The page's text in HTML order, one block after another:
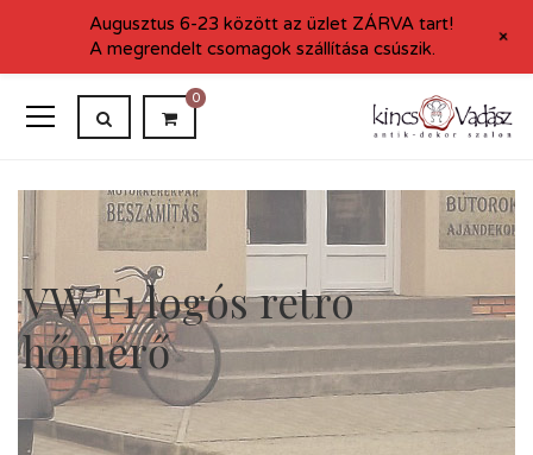
0
VW T1 logós retro
hőmérő
Augusztus 6-23 között az üzlet ZÁRVA tart!
A megrendelt csomagok szállítása csúszik.
+